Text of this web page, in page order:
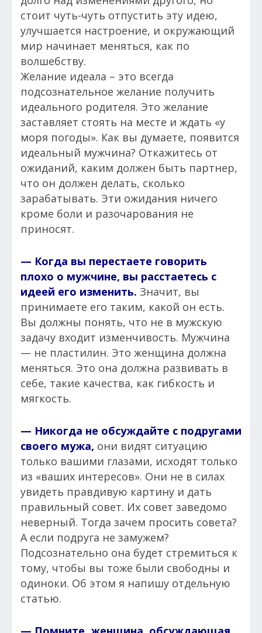
стоит чуть-чуть отпустить эту идею,
улучшается настроение, и окружающий
мир начинает меняться, как по
волшебству.
Желание идеала – это всегда
подсознательное желание получить
идеального родителя. Это желание
заставляет стоять на месте и ждать «у
моря погоды». Как вы думаете, появится
идеальный мужчина? Откажитесь от
ожиданий, каким должен быть партнер,
что он должен делать, сколько
зарабатывать. Эти ожидания ничего
кроме боли и разочарования не
приносят.
— Когда вы перестаете говорить
плохо о мужчине, вы расстаетесь с
идеей его изменить. Значит, вы
принимаете его таким, какой он есть.
Вы должны понять, что не в мужскую
задачу входит изменчивость. Мужчина
— не пластилин. Это женщина должна
меняться. Это она должна развивать в
себе, такие качества, как гибкость и
мягкость.
— Никогда не обсуждайте с подругами
своего мужа, они видят ситуацию
только вашими глазами, исходят только
из «ваших интересов». Они не в силах
увидеть правдивую картину и дать
правильный совет. Их совет заведомо
неверный. Тогда зачем просить совета?
А если подруга не замужем?
Подсознательно она будет стремиться к
тому, чтобы вы тоже были свободны и
одиноки. Об этом я напишу отдельную
статью.